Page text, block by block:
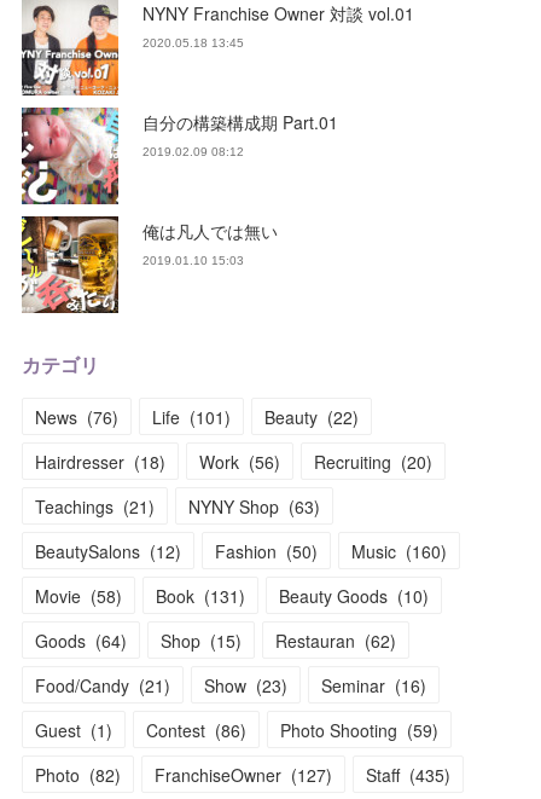
NYNY Franchise Owner 対談 vol.01
2020.05.18 13:45
自分の構築構成期 Part.01
2019.02.09 08:12
俺は凡人では無い
2019.01.10 15:03
カテゴリ
News (76) Life (101) Beauty (22)
Hairdresser (18) Work (56) Recruiting (20)
Teachings (21) NYNY Shop (63)
BeautySalons (12) Fashion (50) Music (160)
Movie (58) Book (131) Beauty Goods (10)
Goods (64) Shop (15) Restauran (62)
Food/Candy (21) Show (23) Seminar (16)
Guest (1) Contest (86) Photo Shooting (59)
Photo (82) FranchiseOwner (127) Staff (435)